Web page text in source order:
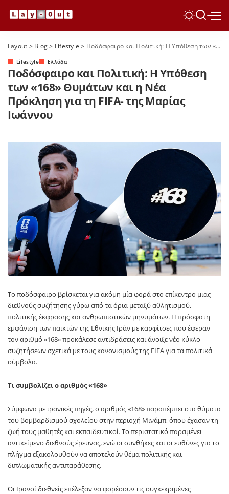
Layout > Blog> Lifestyle > Ποδόσφαιρο και Πολιτική: Η Υπόθεση των «168» Θυμάτων και η Νέα Πρόκληση για τη FIFA- της Μαρίας Ιωάννου
Lifestyle Ελλάδα
Ποδόσφαιρο και Πολιτική: Η Υπόθεση
των «168» Θυμάτων και η Νέα
Πρόκληση για τη FIFA- της Μαρίας
Ιωάννου
Το ποδόσφαιρο βρίσκεται για ακόμη μία φορά στο επίκεντρο μιας
διεθνούς συζήτησης γύρω από τα όρια μεταξύ αθλητισμού,
πολιτικής έκφρασης και ανθρωπιστικών μηνυμάτων. Η πρόσφατη
εμφάνιση των παικτών της Εθνικής Ιράν με καρφίτσες που έφεραν
τον αριθμό «168» προκάλεσε αντιδράσεις και άνοιξε νέο κύκλο
συζητήσεων σχετικά με τους κανονισμούς της FIFA για τα πολιτικά
σύμβολα.
Τι συμβολίζει ο αριθμός «168»
Σύμφωνα με ιρανικές πηγές, ο αριθμός «168» παραπέμπει στα θύματα
του βομβαρδισμού σχολείου στην περιοχή Μινάμπ, όπου έχασαν τη
ζωή τους μαθητές και εκπαιδευτικοί. Το περιστατικό παραμένει
αντικείμενο διεθνούς έρευνας, ενώ οι συνθήκες και οι ευθύνες για το
πλήγμα εξακολουθούν να αποτελούν θέμα πολιτικής και
διπλωματικής αντιπαράθεσης.
Οι Ιρανοί διεθνείς επέλεξαν να φορέσουν τις συγκεκριμένες